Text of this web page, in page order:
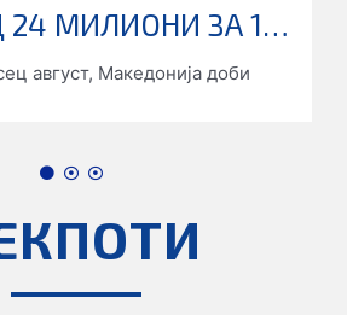
ПОВЕЌЕ ОД 24 МИЛИОНИ ЗА 10 ДЕНА, ЛЕГНАА НА СМЕТКИТЕ НА СРЕЌНИТЕ ДОБИТНИЦИ НА ВИДЕОЛОТАРИЈА СО СУПЕР МИЛИОНЕР, МИЛИОНЕР И МИНИ ЏЕКПОТ ДОБИВКИТЕ
август, Македонија доби